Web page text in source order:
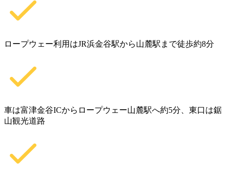
ロープウェー利用はJR浜金谷駅から山麓駅まで徒歩約8分
車は富津金谷ICからロープウェー山麓駅へ約5分、東口は鋸
山観光道路